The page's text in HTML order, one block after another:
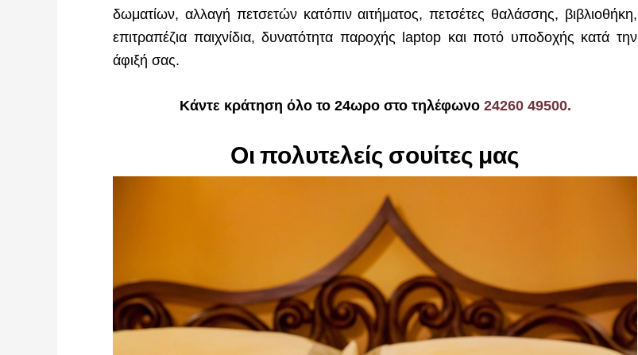
δωματίων, αλλαγή πετσετών κατόπιν αιτήματος, πετσέτες θαλάσσης, βιβλιοθήκη,
επιτραπέζια παιχνίδια, δυνατότητα παροχής laptop και ποτό υποδοχής κατά την
άφιξή σας.
Κάντε κράτηση όλο το 24ωρο στο τηλέφωνο 24260 49500.
Οι πολυτελείς σουίτες μας